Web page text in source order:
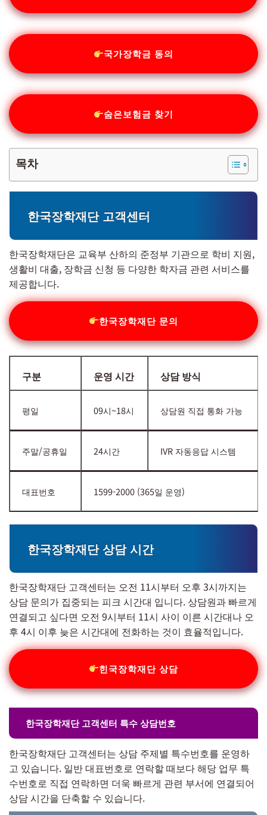
국가장학금 동의
숨은보험금 찾기
목차
한국장학재단 고객센터
한국장학재단은 교육부 산하의 준정부 기관으로 학비 지원,
생활비 대출, 장학금 신청 등 다양한 학자금 관련 서비스를
제공합니다.
한국장학재단 문의
구분 운영 시간 상담 방식
평일 09시~18시 상담원 직접 통화 가능
주말/공휴일 24시간 IVR 자동응답 시스템
대표번호 1599-2000 (365일 운영)
한국장학재단 상담 시간
한국장학재단 고객센터는 오전 11시부터 오후 3시까지는
상담 문의가 집중되는 피크 시간대 입니다. 상담원과 빠르게
연결되고 싶다면 오전 9시부터 11시 사이 이른 시간대나 오
후 4시 이후 늦은 시간대에 전화하는 것이 효율적입니다.
힌국장학재단 상담
한국장학재단 고객센터 특수 상담번호
한국장학재단 고객센터는 상담 주제별 특수번호를 운영하
고 있습니다. 일반 대표번호로 연락할 때보다 해당 업무 특
수번호로 직접 연락하면 더욱 빠르게 관련 부서에 연결되어
상담 시간을 단축할 수 있습니다.